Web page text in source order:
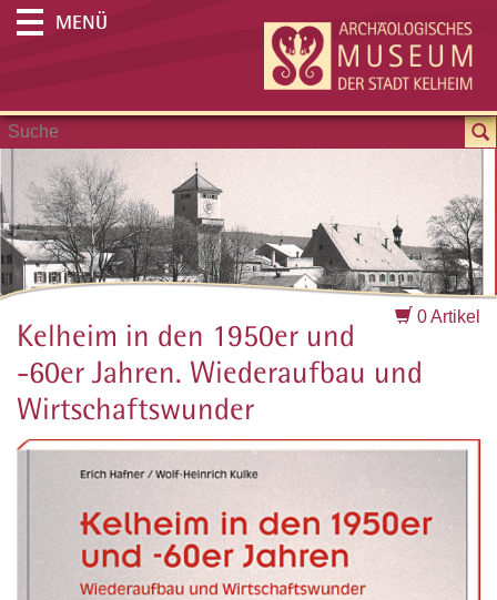
MENÜ
0 Artikel
Kelheim in den 1950er und
-60er Jahren. Wiederaufbau und
Wirtschaftswunder